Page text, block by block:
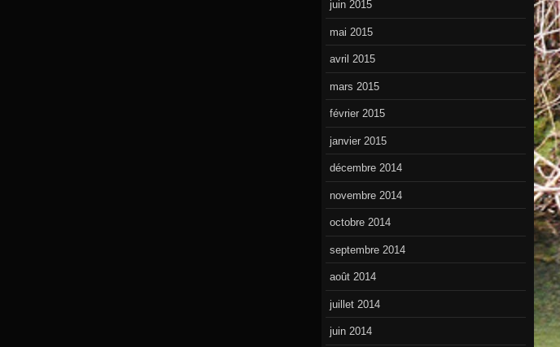
juin 2015
mai 2015
avril 2015
mars 2015
février 2015
janvier 2015
décembre 2014
novembre 2014
octobre 2014
septembre 2014
août 2014
juillet 2014
juin 2014